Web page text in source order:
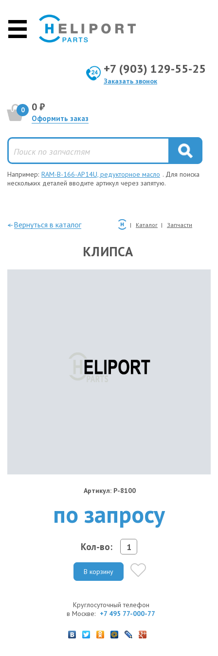
+7 (903) 129-55-25
Заказать звонок
0 0 ₽
Оформить заказ
Например: RAM-B-166-AP14U, редукторное масло . Для поиска
нескольких деталей вводите артикул через запятую.
—Вернуться в каталог Каталог Запчасти
КЛИПСА
Артикул: P-8100
по запросу
Кол-во:
В корзину
Круглосуточный телефон
в Москве: +7 495 77-000-77